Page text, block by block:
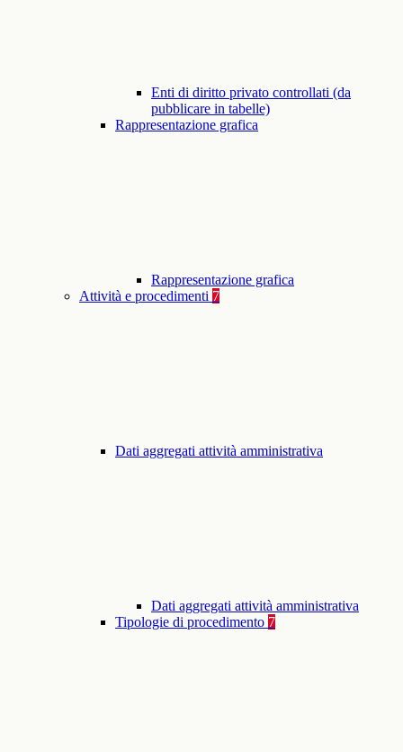
Enti di diritto privato controllati (da
pubblicare in tabelle)
Rappresentazione grafica
Rappresentazione grafica
Attività e procedimenti 7
Dati aggregati attività amministrativa
Dati aggregati attività amministrativa
Tipologie di procedimento 7